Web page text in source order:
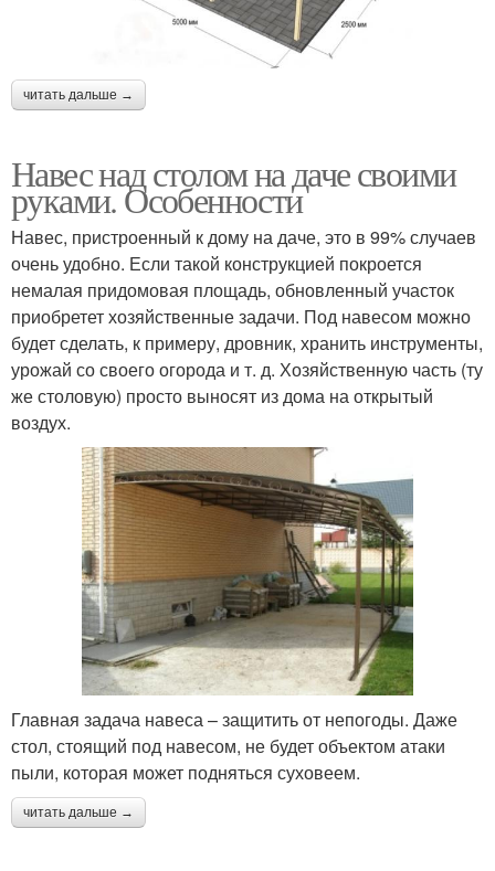
читать дальше →
Навес над столом на даче своими
руками. Особенности
Навес, пристроенный к дому на даче, это в 99% случаев
очень удобно. Если такой конструкцией покроется
немалая придомовая площадь, обновленный участок
приобретет хозяйственные задачи. Под навесом можно
будет сделать, к примеру, дровник, хранить инструменты,
урожай со своего огорода и т. д. Хозяйственную часть (ту
же столовую) просто выносят из дома на открытый
воздух.
Главная задача навеса – защитить от непогоды. Даже
стол, стоящий под навесом, не будет объектом атаки
пыли, которая может подняться суховеем.
читать дальше →